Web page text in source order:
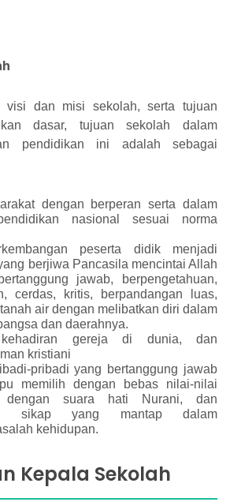
visi dan misi sekolah, serta tujuan
dasar, tujuan sekolah dalam
pendidikan ini adalah sebagai
dengan berperan serta dalam
nasional sesuai norma
peserta didik menjadi
berjiwa Pancasila mencintai Allah
jawab, berpengetahuan,
cerdas, kritis, berpandangan luas,
air dengan melibatkan diri dalam
dan daerahnya.
kehadiran gereja di dunia, dan
kristiani
pribadi yang bertanggung jawab
memilih dengan bebas nilai-nilai
dengan suara hati Nurani, dan
sikap yang mantap dalam
kehidupan.
Kepala Sekolah